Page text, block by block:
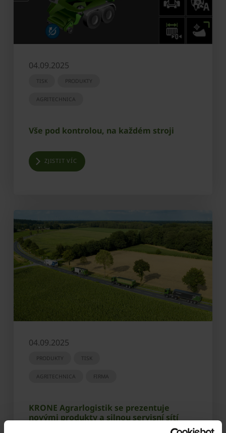
04.09.2025
TISK PRODUKTY
AGRITECHNICA
Vše pod kontrolou, na každém stroji
ZJISTIT VÍC
04.09.2025
PRODUKTY TISK
AGRITECHNICA FIRMA
KRONE Agrarlogistik se prezentuje
novými produkty a silnou servisní sítí